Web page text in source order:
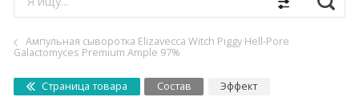
Ампульная сыворотка Elizavecca Witch Piggy Hell-Pore
Galactomyces Premium Ample 97%
Страница товара Состав
Эффект